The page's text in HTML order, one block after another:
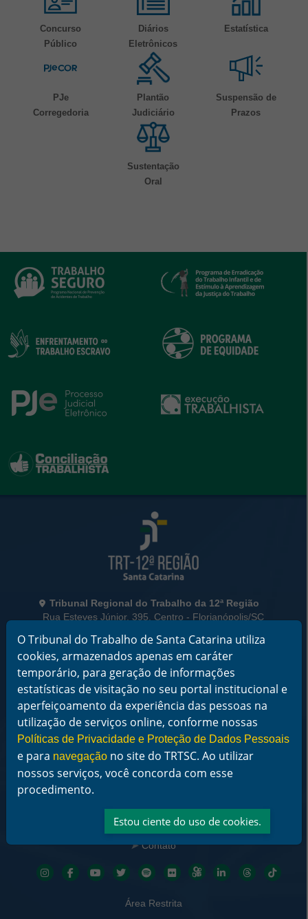
Concurso
Público
Diários
Eletrônicos
Estatística
PJe
Corregedoria
Plantão
Judiciário
Suspensão de
Prazos
Sustentação
Oral
Informações de Contato
Tribunal Regional do Trabalho da 12ª Região
Rua Esteves Júnior, 395, Centro - Florianópolis/SC
CNPJ 02.482.005/0001-23
Horário de Funcionamento:
De segunda a sexta-feira das 12 às 18 horas
Telefone: (48) 3216-4000
Links Rápidos
Institucional
Serviços
Notícias
Legislação
Ouvidoria
Contato
Redes sociais
Área Restrita
O Tribunal do Trabalho de Santa Catarina utiliza
cookies, armazenados apenas em caráter
temporário, para geração de informações
estatísticas de visitação no seu portal institucional e
aperfeiçoamento da experiência das pessoas na
utilização de serviços online, conforme nossas
Políticas de Privacidade e Proteção de Dados Pessoais
e para navegação no site do TRTSC. Ao utilizar
nossos serviços, você concorda com esse
procedimento.
Estou ciente do uso de cookies.